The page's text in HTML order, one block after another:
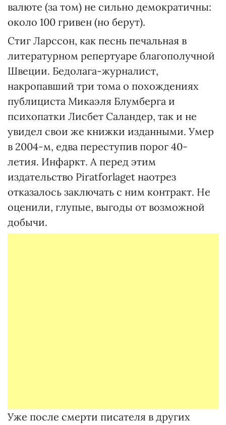
валюте (за том) не сильно демократичны:
около 100 гривен (но берут).
Стиг Ларссон, как песнь печальная в
литературном репертуаре благополучной
Швеции. Бедолага-журналист,
накропавший три тома о похождениях
публициста Микаэля Блумберга и
психопатки Лисбет Саландер, так и не
увидел свои же книжки изданными. Умер
в 2004-м, едва переступив порог 40-
летия. Инфаркт. А перед этим
издательство Piratfоrlaget наотрез
отказалось заключать с ним контракт. Не
оценили, глупые, выгоды от возможной
добычи.
Уже после смерти писателя в других